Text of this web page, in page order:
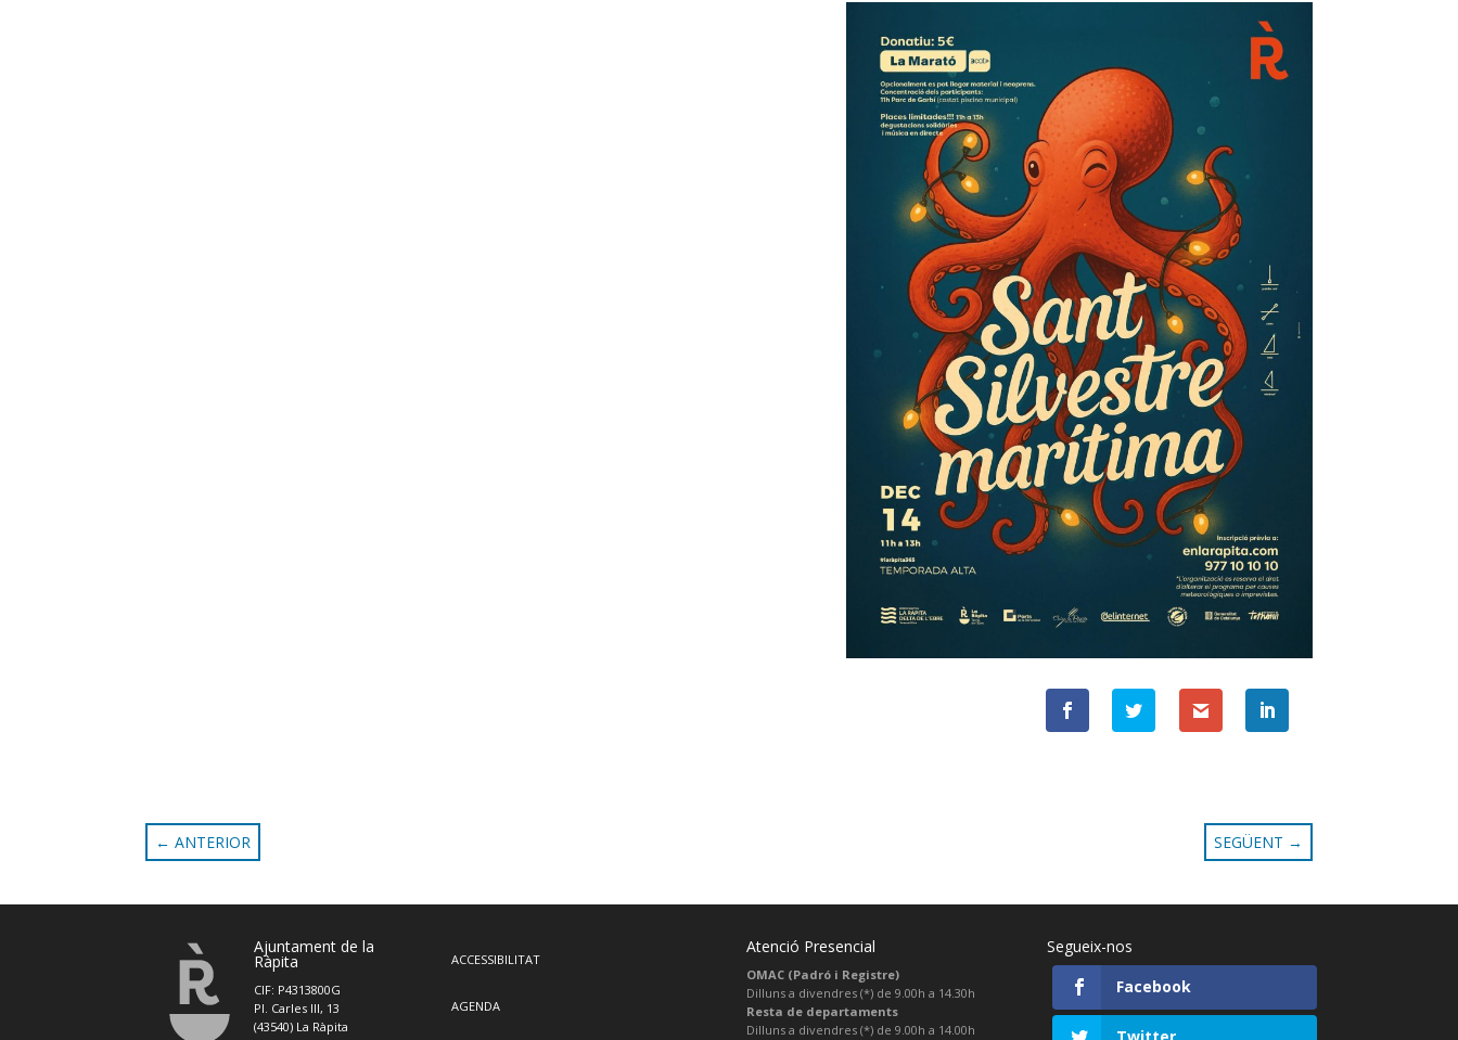
←ANTERIOR SEGÜENT →
Ajuntament de la
Ràpita
CIF: P4313800G
Pl. Carles III, 13
(43540) La Ràpita
ACCESSIBILITAT
AGENDA
Atenció Presencial
OMAC (Padró i Registre)
Dilluns a divendres (*) de 9.00h a 14.30h
Resta de departaments
Dilluns a divendres (*) de 9.00h a 14.00h
Segueix-nos
Facebook